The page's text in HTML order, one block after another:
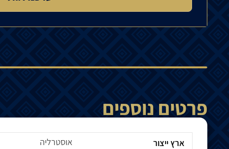
פרטים נוספים
ארץ ייצור
אוסטרליה